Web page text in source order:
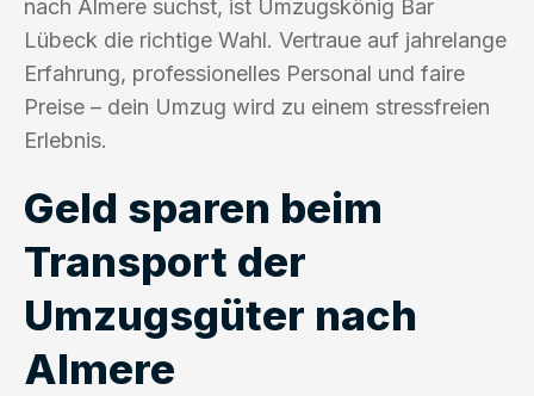
nach Almere suchst, ist Umzugskönig Bar
Lübeck die richtige Wahl. Vertraue auf jahrelange
Erfahrung, professionelles Personal und faire
Preise – dein Umzug wird zu einem stressfreien
Erlebnis.
Geld sparen beim
Transport der
Umzugsgüter nach
Almere